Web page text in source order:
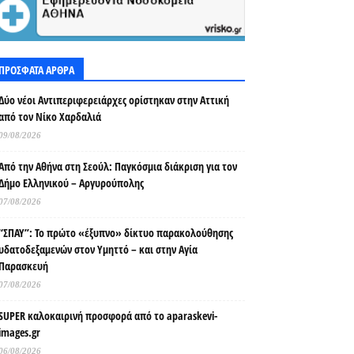
ΑΡΘΡΑ
νέοι Αντιπεριφερειάρχες ορίστηκαν στην Αττική
τον Νίκο Χαρδαλιά
08/2026
την Αθήνα στη Σεούλ: Παγκόσμια διάκριση για τον
Ελληνικού – Αργυρούπολης
08/2026
Το πρώτο «έξυπνο» δίκτυο παρακολούθησης
στον Υμηττό – και στην Αγία
08/2026
καλοκαιρινή προσφορά από το aparaskevi-
08/2026